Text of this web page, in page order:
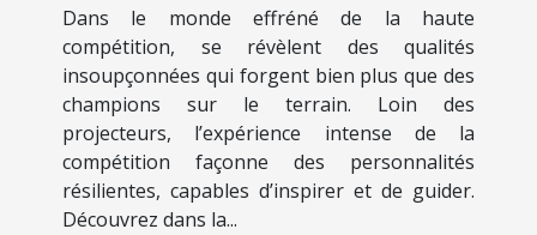
Dans le monde effréné de la haute
compétition, se révèlent des qualités
insoupçonnées qui forgent bien plus que des
champions sur le terrain. Loin des
projecteurs, l’expérience intense de la
compétition façonne des personnalités
résilientes, capables d’inspirer et de guider.
Découvrez dans la...